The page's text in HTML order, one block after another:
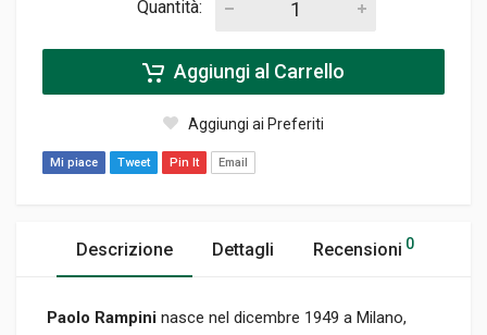
Quantità:
Aggiungi al Carrello
Aggiungi ai Preferiti
Mi piace Tweet Pin It Email
Descrizione Dettagli Recensioni 0
Paolo Rampini nasce nel dicembre 1949 a Milano,